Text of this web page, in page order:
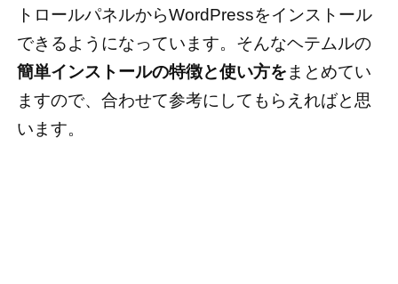
トロールパネルからWordPressをインストール
できるようになっています。そんなヘテムルの
簡単インストールの特徴と使い方を まとめてい
ますので、合わせて参考にしてもらえればと思
います。